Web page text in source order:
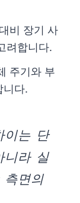
비 장기 사
려합니다.
주기와 부
니다.
이는 단
니라 실
측면의